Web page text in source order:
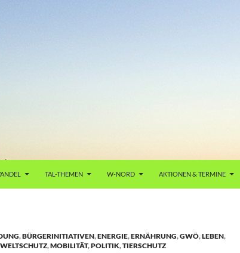
TAL-THEMEN W-NORD AKTIONEN & TERMINE
,BÜRGERINITIATIVEN,ENERGIE,ERNÄHRUNG,GWÖ,LEBEN,
,MOBILITÄT,POLITIK,TIERSCHUTZ